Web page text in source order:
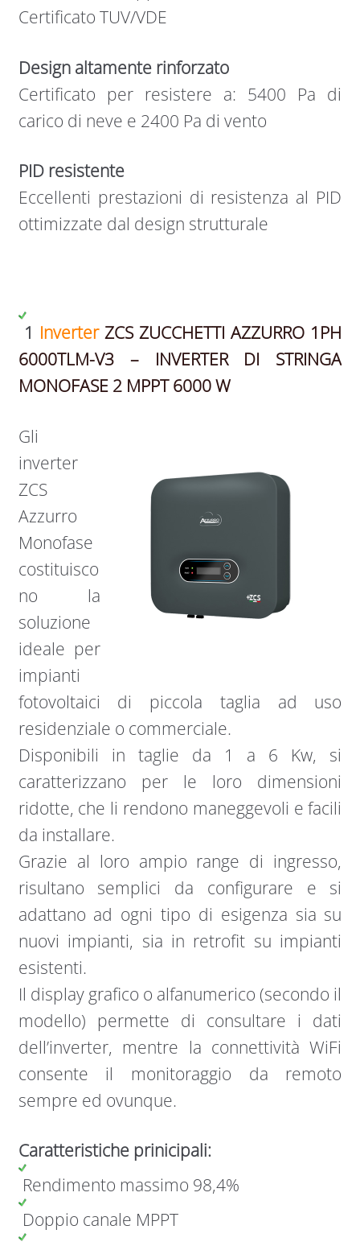
Certificato TUV/VDE
Design altamente rinforzato
Certificato per resistere a: 5400 Pa di
carico di neve e 2400 Pa di vento
PID resistente
Eccellenti prestazioni di resistenza al PID
ottimizzate dal design strutturale
​1 InverterZCS ZUCCHETTI AZZURRO 1PH
6000TLM-V3 – INVERTER DI STRINGA
MONOFASE 2 MPPT 6000 W
Gli
inverter
ZCS
Azzurro
Monofase
costituisco
no la
soluzione
ideale per
impianti
fotovoltaici di piccola taglia ad uso
residenziale o commerciale.
Disponibili in taglie da 1 a 6 Kw, si
caratterizzano per le loro dimensioni
ridotte, che li rendono maneggevoli e facili
da installare.
Grazie al loro ampio range di ingresso,
risultano semplici da configurare e si
adattano ad ogni tipo di esigenza sia su
nuovi impianti, sia in retrofit su impianti
esistenti.
Il display grafico o alfanumerico (secondo il
modello) permette di consultare i dati
dell’inverter, mentre la connettività WiFi
consente il monitoraggio da remoto
sempre ed ovunque.
Caratteristiche prinicipali:
Rendimento massimo 98,4%
Doppio canale MPPT